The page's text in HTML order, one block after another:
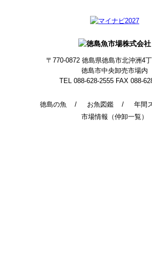
徳島の魚 お魚図鑑
年間
市場情報（仲卸一覧）
〒770-0872徳島県徳島市北沖洲4
徳島市中央卸売市場内
TEL 088-628-2555 FAX 088-